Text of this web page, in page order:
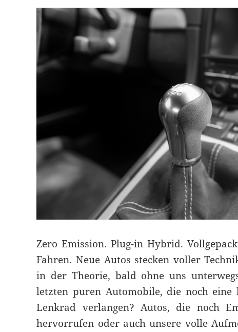
Zero Emission. Plug-in Hybrid.
Fahren. Neue Autos stecken voller
in der Theorie, bald ohne uns
letzten puren Automobile, die noch
Lenkrad verlangen? Autos, die noch
hervorrufen oder auch unsere volle